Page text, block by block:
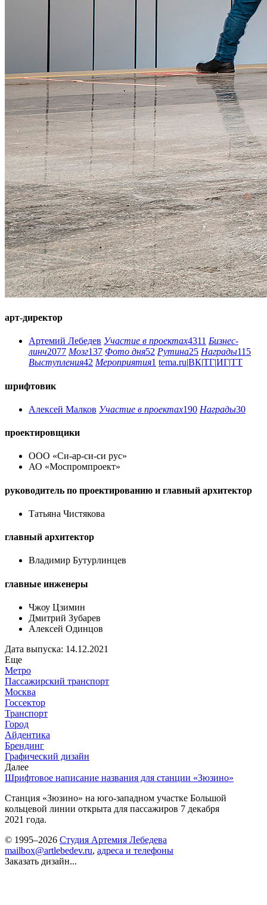
арт-директор
Артемий Лебедев Участие в проектах4311 Бизнес-
линч2077 Мозг137 Фото дня52 Рутина25 Награды115
Выступления42 Мероприятия1 tema.ru|ВК|ТГ|ИГ|ТТ
шрифтовик
Алексей Малков Участие в проектах190 Награды30
проектировщики
ООО «Си-ар-си-си рус»
АО «Моспромпроект»
руководитель по проектированию и главный архитектор
Татьяна Чистякова
главный архитектор
Владимир Бутурлинцев
главные инженеры
Чжоу Цзимин
Дмитрий Зубарев
Алексей Одинцов
Дата выпуска: 14.12.2021
Еще
Метро
Пассажирский транспорт
Москва
Госсектор
Транспорт
Город
Айдентика
Брендинг
Графический дизайн
Далее
Шрифтовое написание названия для станции «Зюзино»
Станция «Зюзино» на юго-западном участке Большой
кольцевой линии открыта для пассажиров 7 декабря
2021 года.
© 1995–2026 Студия Артемия Лебедева
mailbox@artlebedev.ru, адреса и телефоны
Заказать дизайн...